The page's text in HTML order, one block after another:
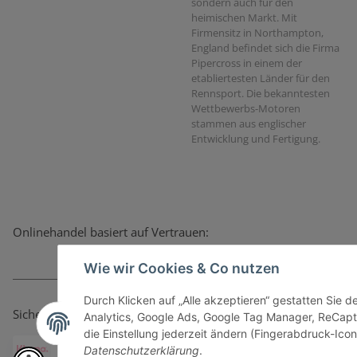
Wie wir Cookies & Co nutzen
Durch Klicken auf „Alle akzeptieren“ gestatten Sie
Analytics, Google Ads, Google Tag Manager,
die Einstellung jederzeit ändern (Fingerabdruck-
Datenschutzerklärung.
heimischen Markt. Mit
Firmensitz in Northampton,
England befindet sich die Firma
Pipercross in einem der
etabliertesten Länder für den
Rennsport. Die bekanntesten
Wettbewerbs-Motoren
stammen aus englischer
Entwicklung und Fertigung.
Onlinehandel basiert auf Vertrauen:
Sicher bezahlen via: